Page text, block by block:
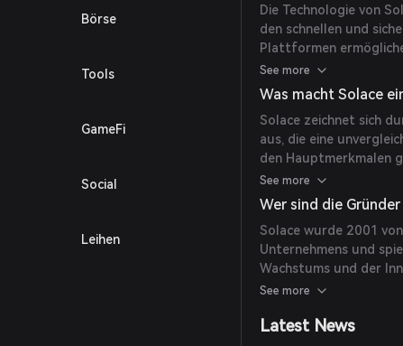
Börse
Tools
GameFi
Social
Leihen
Die Technologie von
den schnellen und
Plattformen
Funktionalität in die
leistungsstarke
Unternehmen gerecht
See more
Was macht Solace
Solace zeichnet sich
aus, die eine
den Hauptmerkmalen
Durchsatz und
für Branchen geeignet
See more
Wer sind die
Solace wurde 2001
Unternehmens und
Wachstums und der
nachrichtenorientierten
See more
Latest News